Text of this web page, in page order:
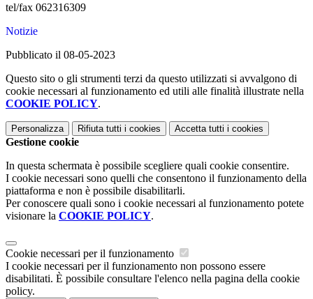
tel/fax 062316309
Notizie
Pubblicato il 08-05-2023
Questo sito o gli strumenti terzi da questo utilizzati si avvalgono di
cookie necessari al funzionamento ed utili alle finalità illustrate nella
COOKIE POLICY.
Personalizza Rifiuta tutti i cookies Accetta tutti i cookies
Gestione cookie
In questa schermata è possibile scegliere quali cookie consentire.
I cookie necessari sono quelli che consentono il funzionamento della
piattaforma e non è possibile disabilitarli.
Per conoscere quali sono i cookie necessari al funzionamento potete
visionare la COOKIE POLICY.
Cookie necessari per il funzionamento
I cookie necessari per il funzionamento non possono essere
disabilitati. È possibile consultare l'elenco nella pagina della cookie
policy.